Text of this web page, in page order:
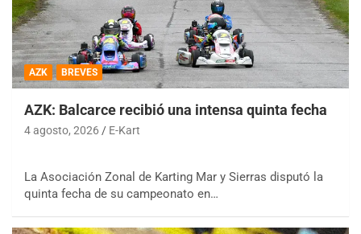
AZK BREVES
AZK: Balcarce recibió una intensa quinta fecha
4 agosto, 2026 E-Kart
La Asociación Zonal de Karting Mar y Sierras disputó la
quinta fecha de su campeonato en…